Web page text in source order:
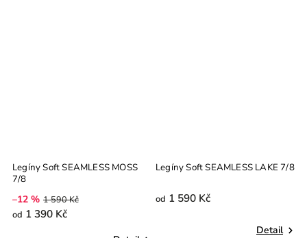
Legíny Soft SEAMLESS LAKE 7/8
od1 590 Kč
Legíny Soft SEAMLESS
od 1 590 Kč
Detail